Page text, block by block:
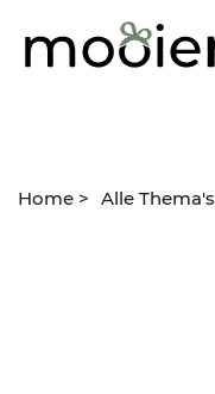
Home > Alle Thema's